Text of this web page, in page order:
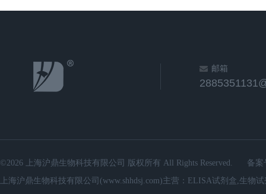
邮箱
©2026 上海沪鼎生物科技有限公司 版权所有 All Rights Reserved.
备案
上海沪鼎生物科技有限公司(www.shhdsj.com)主营：ELISA试剂盒,生物